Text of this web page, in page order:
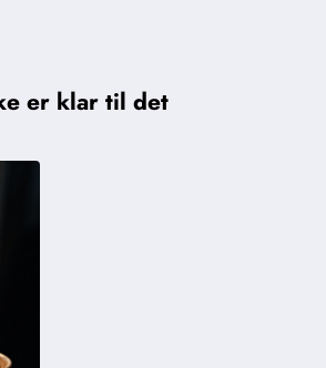
er klar til det